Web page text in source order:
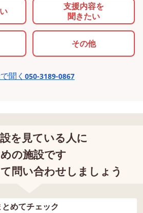
支援内容を
聞きたい
その他
聞く 050-3189-0867
を見ている人に
の施設です
問い合わせしましょう
めてチェック